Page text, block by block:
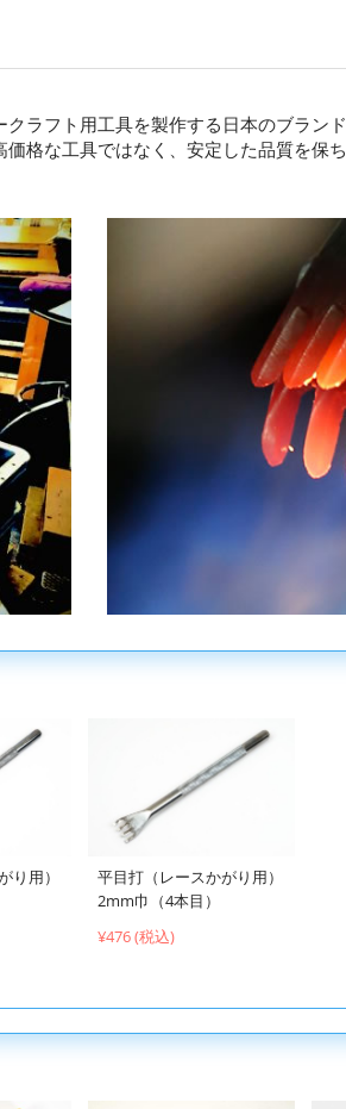
ラフト用工具を製作する日本のブラン
格な工具ではなく、安定した品質を保
り用）
平目打（レースかがり用）
2mm巾（4本目）
¥476 (税込)